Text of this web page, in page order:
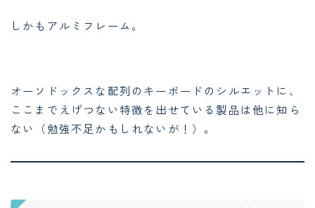
しかもアルミフレーム。
オーソドックスな配列のキーボードのシルエットに、
ここまでえげつない特徴を出せている製品は他に知ら
ない（勉強不足かもしれないが！）。